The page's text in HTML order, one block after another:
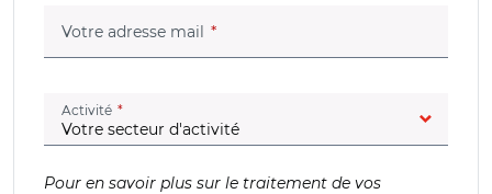
Votre adresse mail (champ obligatoire)
Activité (champ obligatoire)
Pour en savoir plus sur le traitement de vos